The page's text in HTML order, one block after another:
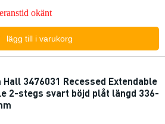
okänt
lägg till i varukorg
Hall 3476031 Recessed Extendable
2-stegs svart böjd plåt längd 336-